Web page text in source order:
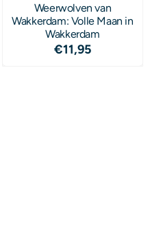
Weerwolven van
Wakkerdam: Volle Maan in
Wakkerdam
Prijs: 11,95
€11,95